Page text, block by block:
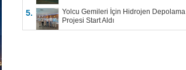
5.
Yolcu Gemileri İçin Hidrojen Depolama
Projesi Start Aldı